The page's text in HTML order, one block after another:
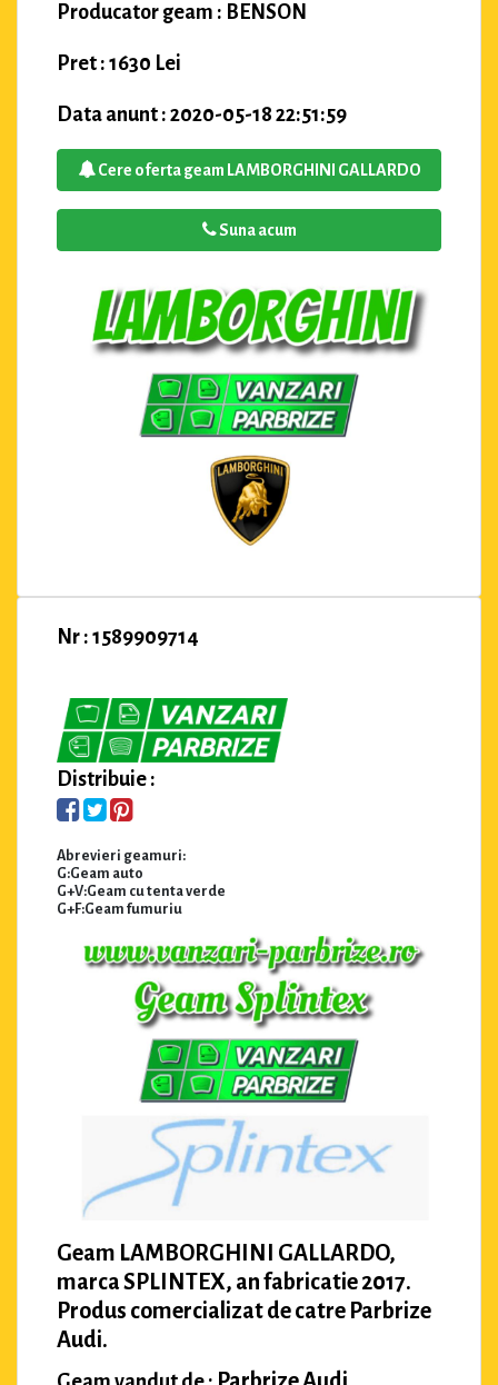
Producator geam : BENSON
Pret : 1630 Lei
Data anunt : 2020-05-18 22:51:59
Cere oferta geam LAMBORGHINI GALLARDO
Suna acum
Nr : 1589909714
Distribuie :
Abrevieri geamuri:
G:Geam auto
G+V:Geam cu tenta verde
G+F:Geam fumuriu
Geam LAMBORGHINI GALLARDO,
marca SPLINTEX, an fabricatie 2017.
Produs comercializat de catre Parbrize
Audi.